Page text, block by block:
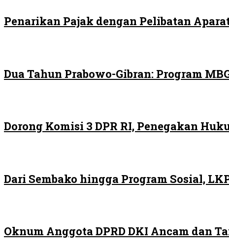
Penarikan Pajak dengan Pelibatan
Dua Tahun Prabowo-Gibran: Program
Dorong Komisi 3 DPR RI, Penegakan
Dari Sembako hingga Program Sosial,
Oknum Anggota DPRD DKI Ancam dan